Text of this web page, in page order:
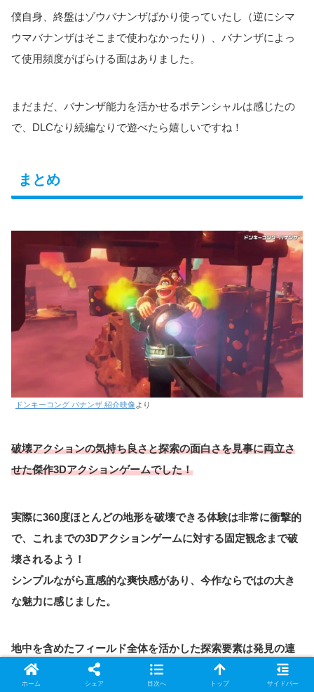
僕自身、終盤はゾウバナンザばかり使っていたし（逆にシマ
ウマバナンザはそこまで使わなかったり）、バナンザによっ
て使用頻度がばらける面はありました。
まだまだ、バナンザ能力を活かせるポテンシャルは感じたの
で、DLCなり続編なりで遊べたら嬉しいですね！
まとめ
ドンキーコング バナンザ 紹介映像 より
破壊アクションの気持ち良さと探索の面白さを見事に両立さ
せた傑作3Dアクションゲームでした！
実際に360度ほとんどの地形を破壊できる体験は非常に衝撃的
で、これまでの3Dアクションゲームに対する固定観念まで破
壊されるよう！
シンプルながら直感的な爽快感があり、今作ならではの大き
な魅力に感じました。
地中を含めたフィールド全体を活かした探索要素は発見の連
続！
ホーム シェア 目次へ トップ サイドバー